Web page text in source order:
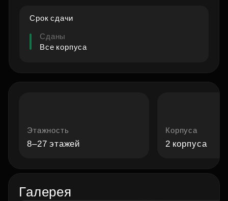
Срок сдачи
Сданы
Все корпуса
Этажность
8–27 этажей
Корпуса
2 корпуса
Галерея